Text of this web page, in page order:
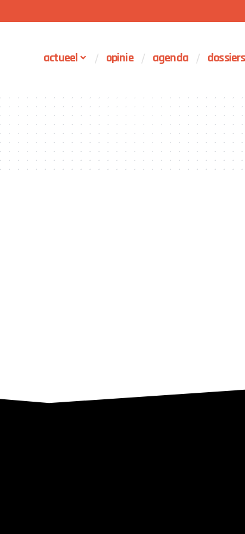
actueel opinie agenda dossiers